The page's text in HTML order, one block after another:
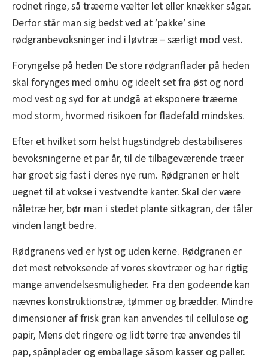
rodnet ringe, så træerne vælter let eller knækker sågar.
Derfor står man sig bedst ved at ’pakke’ sine
rødgranbevoksninger ind i løvtræ – særligt mod vest.
Foryngelse på heden De store rødgranflader på heden
skal forynges med omhu og ideelt set fra øst og nord
mod vest og syd for at undgå at eksponere træerne
mod storm, hvormed risikoen for fladefald mindskes.
Efter et hvilket som helst hugstindgreb destabiliseres
bevoksningerne et par år, til de tilbageværende træer
har groet sig fast i deres nye rum. Rødgranen er helt
uegnet til at vokse i vestvendte kanter. Skal der være
nåletræ her, bør man i stedet plante sitkagran, der tåler
vinden langt bedre.
Rødgranens ved er lyst og uden kerne. Rødgranen er
det mest retvoksende af vores skovtræer og har rigtig
mange anvendelsesmuligheder. Fra den godeende kan
nævnes konstruktionstræ, tømmer og brædder. Mindre
dimensioner af frisk gran kan anvendes til cellulose og
papir, Mens det ringere og lidt tørre træ anvendes til
pap, spånplader og emballage såsom kasser og paller.